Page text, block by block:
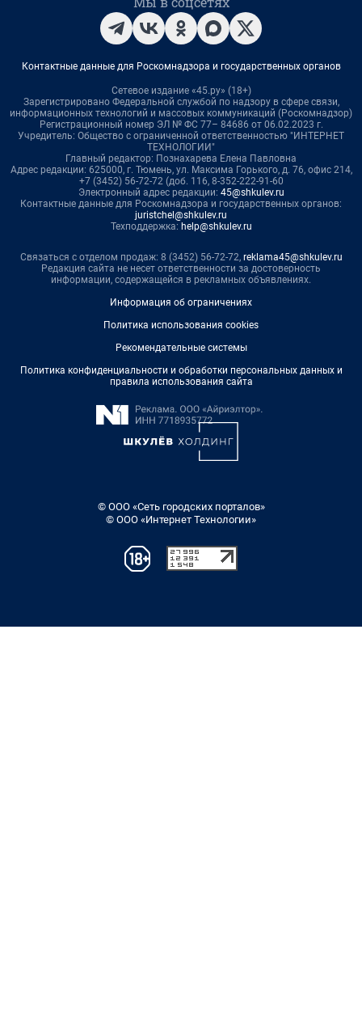
Контактные данные для Роскомнадзора и государственных органов
Сетевое издание «45.ру» (18+)
Зарегистрировано Федеральной службой по надзору в сфере связи,
информационных технологий и массовых коммуникаций (Роскомнадзор)
Регистрационный номер ЭЛ № ФС 77– 84686 от 06.02.2023 г.
Учредитель: Общество с ограниченной ответственностью "ИНТЕРНЕТ
ТЕХНОЛОГИИ"
Главный редактор: Познахарева Елена Павловна
Адрес редакции: 625000, г. Тюмень, ул. Максима Горького, д. 76, офис 214,
+7 (3452) 56-72-72 (доб. 116, 8-352-222-91-60
Электронный адрес редакции: 45@shkulev.ru
Контактные данные для Роскомнадзора и государственных органов:
juristchel@shkulev.ru
Техподдержка: help@shkulev.ru
Связаться с отделом продаж: 8 (3452) 56-72-72, reklama45@shkulev.ru
Редакция сайта не несет ответственности за достоверность
информации, содержащейся в рекламных объявлениях.
Информация об ограничениях
Политика использования cookies
Рекомендательные системы
Политика конфиденциальности и обработки персональных данных и
правила использования сайта
© ООО «Сеть городских порталов»
© ООО «Интернет Технологии»